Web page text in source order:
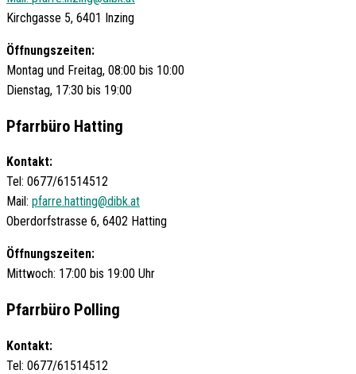
Kirchgasse 5, 6401 Inzing
Öffnungszeiten:
Montag und Freitag, 08:00 bis 10:00
Dienstag, 17:30 bis 19:00
Pfarrbüro Hatting
Kontakt:
Tel: 0677/61514512
Mail: pfarre.hatting@dibk.at
Oberdorfstrasse 6, 6402 Hatting
Öffnungszeiten:
Mittwoch: 17:00 bis 19:00 Uhr
Pfarrbüro Polling
Kontakt:
Tel: 0677/61514512